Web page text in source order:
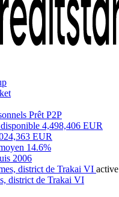
Prêt P2P
4,498,406 EUR
EUR
14.6%
2006
active
district de Trakai VI